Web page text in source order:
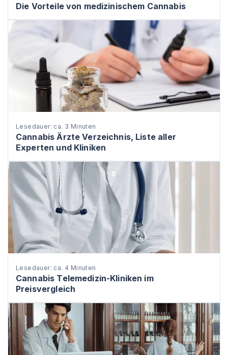
Die Vorteile von medizinischem Cannabis
Lesedauer: ca. 3 Minuten
Cannabis Ärzte Verzeichnis, Liste aller
Experten und Kliniken
Lesedauer: ca. 4 Minuten
Cannabis Telemedizin-Kliniken im
Preisvergleich